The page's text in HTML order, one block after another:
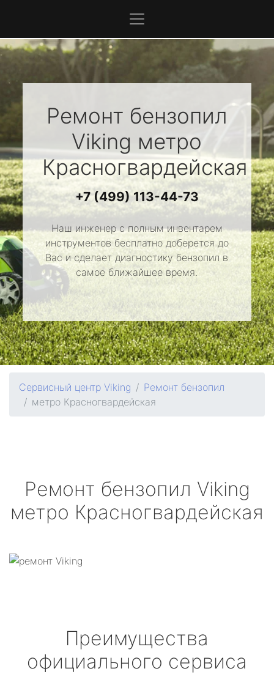
Ремонт бензопил
Viking метро
Красногвардейская
+7 (499) 113-44-73
Наш инженер с полным инвентарем
инструментов бесплатно доберется до
Вас и сделает диагностику бензопил в
самое ближайшее время.
Сервисный центр Viking
Ремонт бензопил
метро Красногвардейская
Ремонт бензопил Viking
метро Красногвардейская
Преимущества
официального сервиса